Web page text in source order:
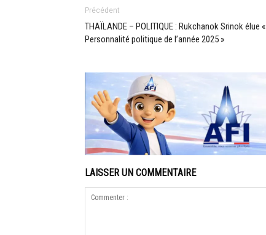
Précédent
THAÏLANDE – POLITIQUE : Rukchanok Srinok élue «
Personnalité politique de l’année 2025 »
LAISSER UN COMMENTAIRE